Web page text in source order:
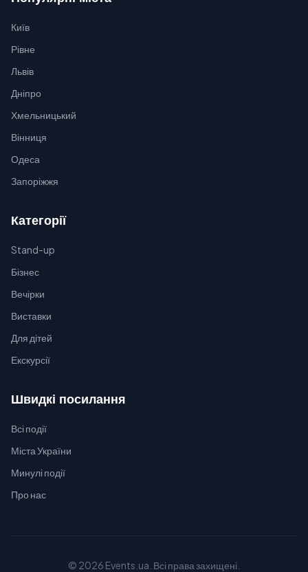
Київ
Рівне
Львів
Дніпро
Хмельницький
Вінниця
Одеса
Запоріжжя
Категорії
Stand-up
Бізнес
Вечірки
Виставки
Для дітей
Екскурсії
Швидкі посилання
Всі події
Міста України
Минулі події
Про нас
© 2026 Events.ua. Всі права захищені.